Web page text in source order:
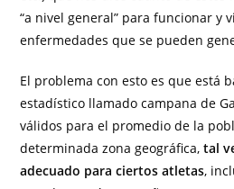
“a nivel general” para funcionar y
enfermedades que se pueden
El problema con esto es que está
estadístico llamado campana de
válidos para el promedio de la
determinada zona geográfica,tal
adecuado para ciertos atletas,